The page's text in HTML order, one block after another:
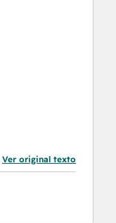
Ver original texto